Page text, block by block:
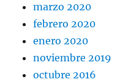
marzo 2020
febrero 2020
enero 2020
noviembre 2019
octubre 2016